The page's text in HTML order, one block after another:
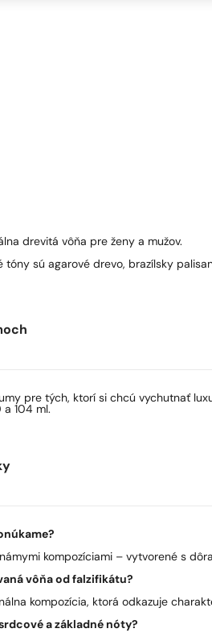
platby
drevitá vôňa pre ženy a mužov.
tóny sú agarové drevo, brazílsky
pre tých, ktorí si chcú vychutnať
104 ml.
kompozíciami – vytvorené s
vôňa od falzifikátu?
kompozícia, ktorá odkazuje
a základné nóty?